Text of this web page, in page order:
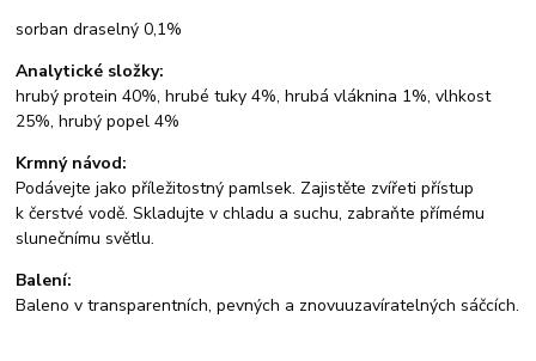
sorban draselný 0,1%
Analytické složky:
hrubý protein 40%, hrubé tuky 4%, hrubá vláknina 1%, vlhkost
25%, hrubý popel 4%
Krmný návod:
Podávejte jako příležitostný pamlsek. Zajistěte zvířeti přístup
k čerstvé vodě. Skladujte v chladu a suchu, zabraňte přímému
slunečnímu světlu.
Balení:
Baleno v transparentních, pevných a znovuuzavíratelných sáčcích.